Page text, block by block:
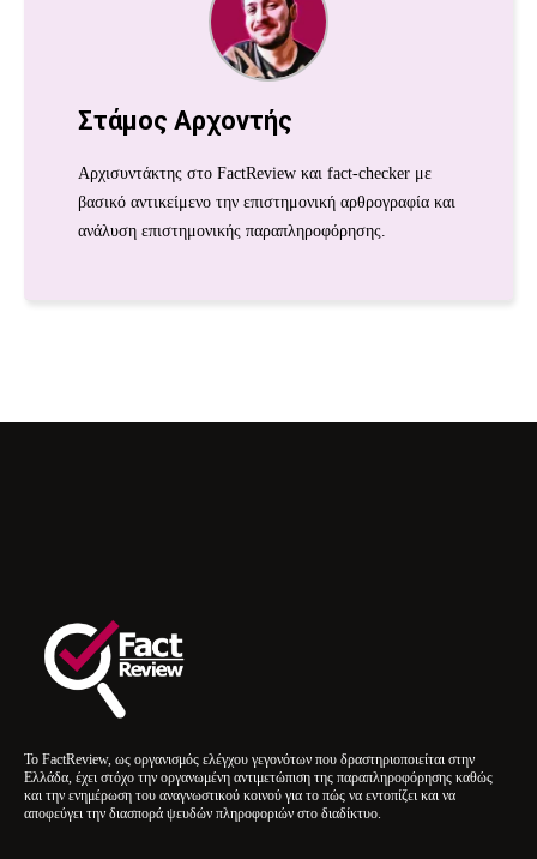
Στάμος Αρχοντής
Αρχισυντάκτης στο FactReview και fact-checker με
βασικό αντικείμενο την επιστημονική αρθρογραφία και
ανάλυση επιστημονικής παραπληροφόρησης.
Το FactReview, ως οργανισμός ελέγχου γεγονότων που δραστηριοποιείται στην
Ελλάδα, έχει στόχο την οργανωμένη αντιμετώπιση της παραπληροφόρησης καθώς
και την ενημέρωση του αναγνωστικού κοινού για το πώς να εντοπίζει και να
αποφεύγει την διασπορά ψευδών πληροφοριών στο διαδίκτυο.